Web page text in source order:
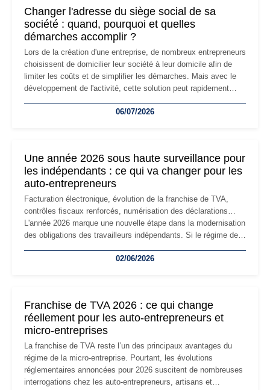
Changer l'adresse du siège social de sa
société : quand, pourquoi et quelles
démarches accomplir ?
Lors de la création d'une entreprise, de nombreux entrepreneurs
choisissent de domicilier leur société à leur domicile afin de
limiter les coûts et de simplifier les démarches. Mais avec le
développement de l'activité, cette solution peut rapidement
professionnels, recrutement, image de marque… Le
06/07/2026
Une année 2026 sous haute surveillance pour
les indépendants : ce qui va changer pour les
auto-entrepreneurs
Facturation électronique, évolution de la franchise de TVA,
contrôles fiscaux renforcés, numérisation des déclarations…
L'année 2026 marque une nouvelle étape dans la modernisation
des obligations des travailleurs indépendants. Si le régime de
les auto-entrepreneurs devront s'adapter à un environnement
02/06/2026
Franchise de TVA 2026 : ce qui change
réellement pour les auto-entrepreneurs et
micro-entreprises
La franchise de TVA reste l’un des principaux avantages du
régime de la micro-entreprise. Pourtant, les évolutions
réglementaires annoncées pour 2026 suscitent de nombreuses
interrogations chez les auto-entrepreneurs, artisans et